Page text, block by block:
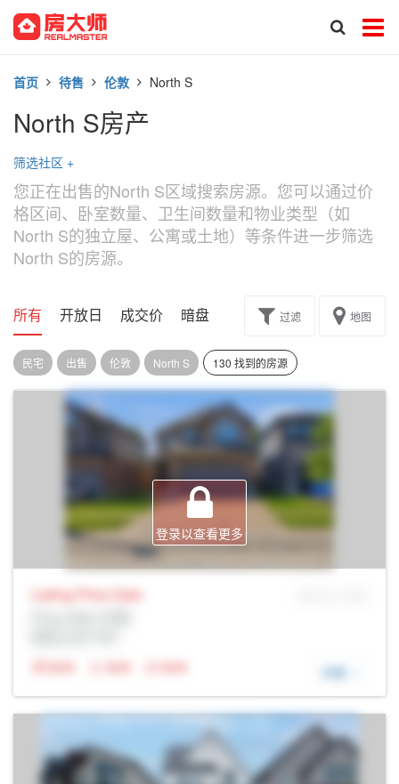
首页 待售 伦敦 North S
North S房产
筛选社区 +
您正在出售的North S区域搜索房源。您可以通过价
格区间、卧室数量、卫生间数量和物业类型（如
North S的独立屋、公寓或土地）等条件进一步筛选
North S的房源。
所有 开放日 成交价 暗盘 楼花转让过滤 地图
民宅 出售 伦敦 North S 130 找到的房源
登录以查看更多
Listing Price Sale
N/A
N/A N/A 详细